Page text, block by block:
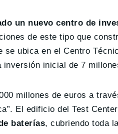
un nuevo centro de
de este tipo que
ubica en el Centro
inversión inicial de 7
millones de euros a
El edificio del Test
baterías, cubriendo toda